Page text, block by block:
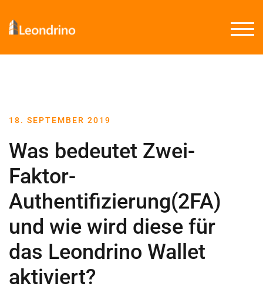
18. SEPTEMBER 2019
Was bedeutet Zwei-
Faktor-
Authentifizierung(2FA)
und wie wird diese für
das Leondrino Wallet
aktiviert?